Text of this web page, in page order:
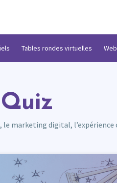
Tables rondes virtuelles
Quiz
le marketing digital,